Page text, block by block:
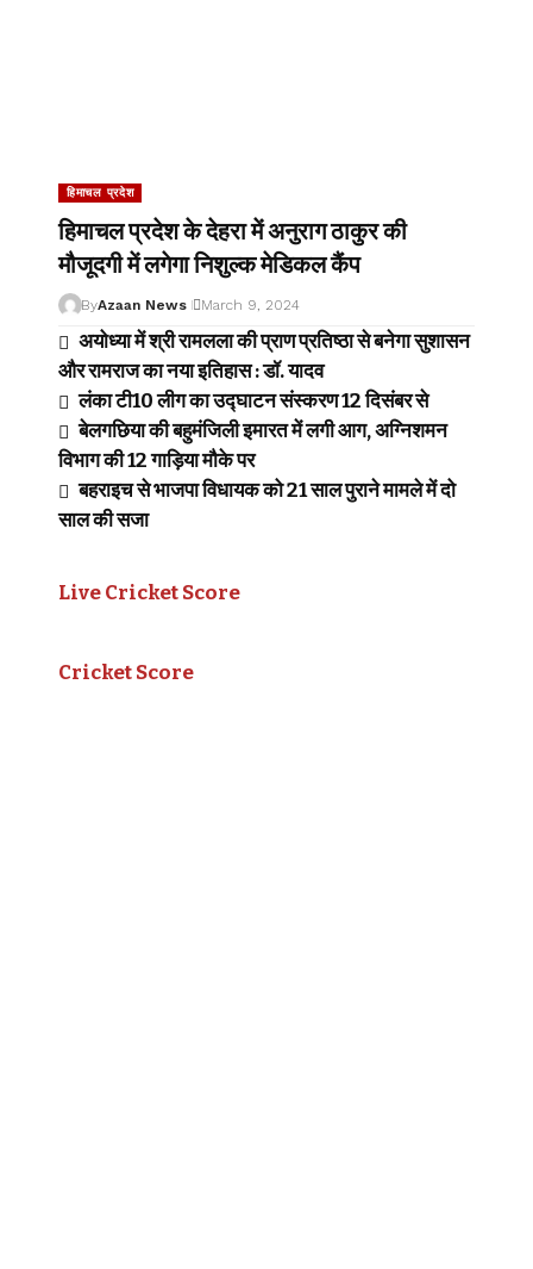
हिमाचल प्रदेश
हिमाचल प्रदेश के देहरा में अनुराग ठाकुर की
मौजूदगी में लगेगा निशुल्क मेडिकल कैंप
ByAzaan News March 9, 2024
अयोध्या में श्री रामलला की प्राण प्रतिष्ठा से बनेगा सुशासन
और रामराज का नया इतिहास : डॉ. यादव
लंका टी10 लीग का उद्घाटन संस्करण 12 दिसंबर से
बेलगछिया की बहुमंजिली इमारत में लगी आग, अग्निशमन
विभाग की 12 गाड़िया मौके पर
बहराइच से भाजपा विधायक को 21 साल पुराने मामले में दो
साल की सजा
Live Cricket Score
Cricket Score